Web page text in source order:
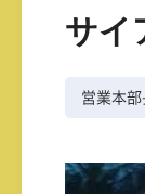
サイ
営業本